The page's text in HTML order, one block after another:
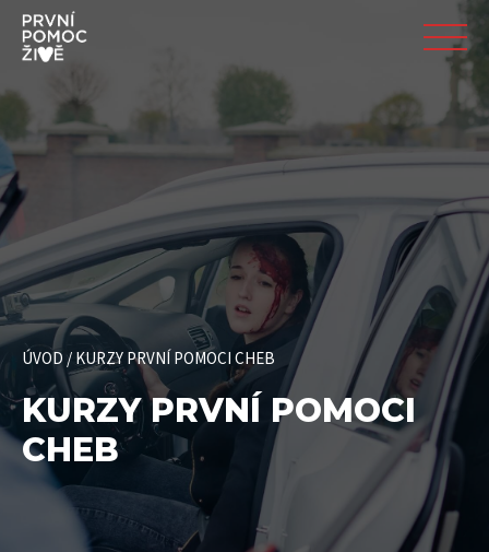
ÚVOD/KURZY PRVNÍ POMOCI CHEB
KURZY PRVNÍ POMOCI
CHEB